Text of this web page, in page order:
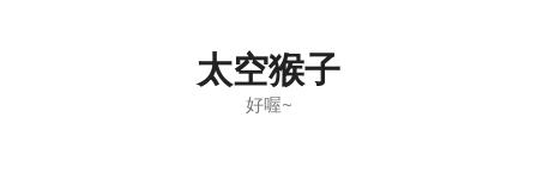
太空猴子
好喔~